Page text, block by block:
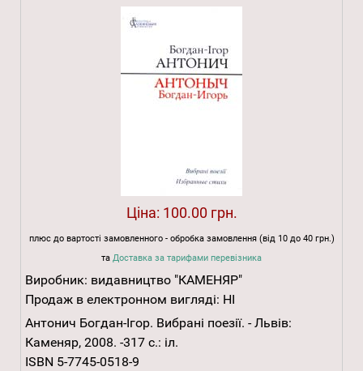
Ціна: 100.00 грн.
плюс до вартості замовленного - обробка замовлення (від 10 до 40 грн.)
та Доставка за тарифами перевізника
Виробник: видавництво "КАМЕНЯР"
Продаж в електронном вигляді: НІ
Антонич Богдан-Ігор. Вибрані поезії. - Львів:
Каменяр, 2008. -317 с.: іл.
ISBN 5-7745-0518-9